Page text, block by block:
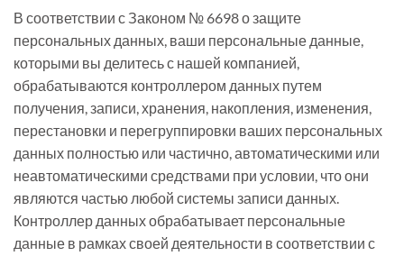
В соответствии с Законом № 6698 о защите
персональных данных, ваши персональные данные,
которыми вы делитесь с нашей компанией,
обрабатываются контроллером данных путем
получения, записи, хранения, накопления, изменения,
перестановки и перегруппировки ваших персональных
данных полностью или частично, автоматическими или
неавтоматическими средствами при условии, что они
являются частью любой системы записи данных.
Контроллер данных обрабатывает персональные
данные в рамках своей деятельности в соответствии с